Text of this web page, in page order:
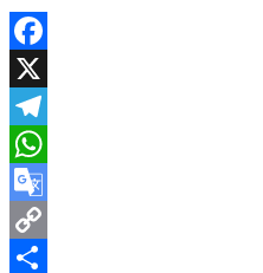
Facebook
X
Telegram
WhatsApp
Google
Translate
Copy